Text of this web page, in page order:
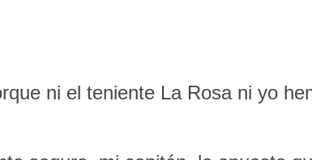
ni el teniente La Rosa ni yo